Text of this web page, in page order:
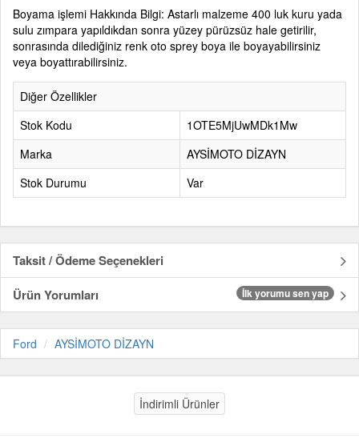
Boyama işlemi Hakkında Bilgi: Astarlı malzeme 400 luk kuru yada
sulu zımpara yapıldıkdan sonra yüzey pürüzsüz hale getirilir,
sonrasında dilediğiniz renk oto sprey boya ile boyayabilirsiniz
veya boyattırabilirsiniz.
Diğer Özellikler
Stok Kodu
1OTE5MjUwMDk1Mw
Marka
AYSİMOTO DİZAYN
Stok Durumu
Var
Taksit / Ödeme Seçenekleri
Ürün Yorumları
İlk yorumu sen yap
Ford AYSİMOTO DİZAYN
İndirimli Ürünler